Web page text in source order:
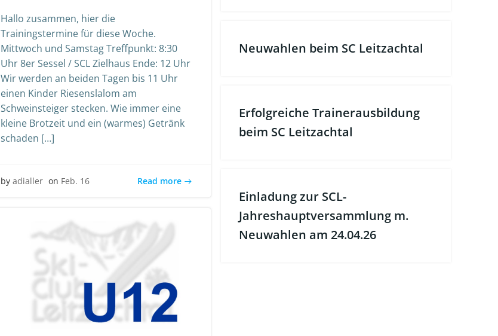
Hallo zusammen, hier die
Trainingstermine für diese Woche.
Mittwoch und Samstag Treffpunkt: 8:30
Uhr 8er Sessel / SCL Zielhaus Ende: 12 Uhr
Wir werden an beiden Tagen bis 11 Uhr
einen Kinder Riesenslalom am
Schweinsteiger stecken. Wie immer eine
kleine Brotzeit und ein (warmes) Getränk
schaden […]
by adialler on Feb. 16 Read more
Neuwahlen beim SC Leitzachtal
Erfolgreiche Trainerausbildung
beim SC Leitzachtal
Einladung zur SCL-
Jahreshauptversammlung m.
Neuwahlen am 24.04.26